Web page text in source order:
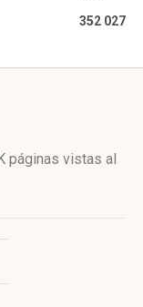
352 027
páginas vistas al